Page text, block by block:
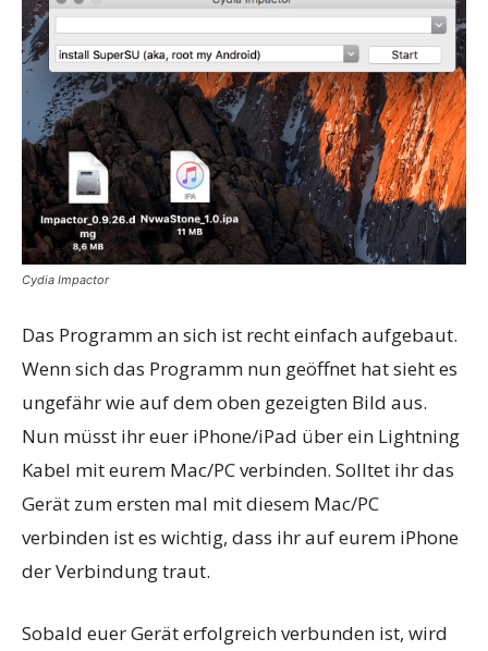
Cydia Impactor
Das Programm an sich ist recht einfach aufgebaut.
Wenn sich das Programm nun geöffnet hat sieht es
ungefähr wie auf dem oben gezeigten Bild aus.
Nun müsst ihr euer iPhone/iPad über ein Lightning
Kabel mit eurem Mac/PC verbinden. Solltet ihr das
Gerät zum ersten mal mit diesem Mac/PC
verbinden ist es wichtig, dass ihr auf eurem iPhone
der Verbindung traut.
Sobald euer Gerät erfolgreich verbunden ist, wird